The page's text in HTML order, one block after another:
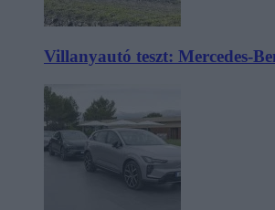
Villanyautó teszt: Mercedes-